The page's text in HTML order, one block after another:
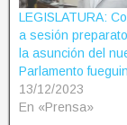
LEGISLATURA:
a sesión
la asunción del
Parlamento
13/12/2023
En «Prensa»